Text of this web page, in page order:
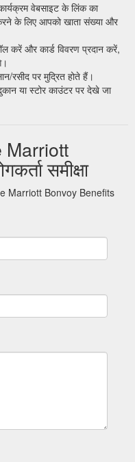
वेबसाइट के लिंक का
के लिए आपको खाता संख्या और
करें और कार्ड विवरण प्रदान करें,
रसीद पर मुद्रित होते हैं।
या स्टोर काउंटर पर देखे जा
Marriott
समीक्षा
Marriott Bonvoy Benefits